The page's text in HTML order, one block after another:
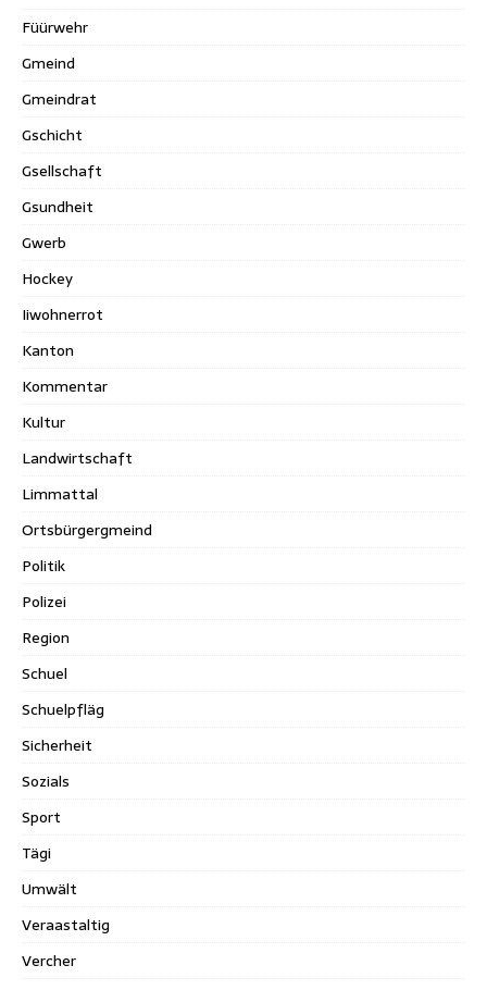
Füürwehr
Gmeind
Gmeindrat
Gschicht
Gsellschaft
Gsundheit
Gwerb
Hockey
Iiwohnerrot
Kanton
Kommentar
Kultur
Landwirtschaft
Limmattal
Ortsbürgergmeind
Politik
Polizei
Region
Schuel
Schuelpfläg
Sicherheit
Sozials
Sport
Tägi
Umwält
Veraastaltig
Vercher